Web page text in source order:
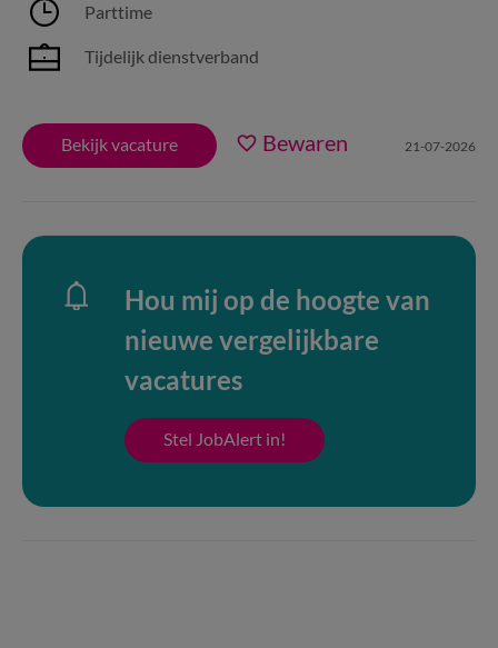
Parttime
Tijdelijk dienstverband
Bekijk vacature Bewaren 21-07-2026
Hou mij op de hoogte van
nieuwe vergelijkbare
vacatures
Stel JobAlert in!